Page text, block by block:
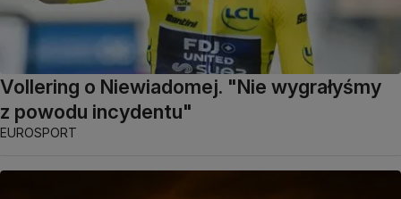
Vollering o Niewiadomej. "Nie wygrałyśmy
z powodu incydentu"
EUROSPORT